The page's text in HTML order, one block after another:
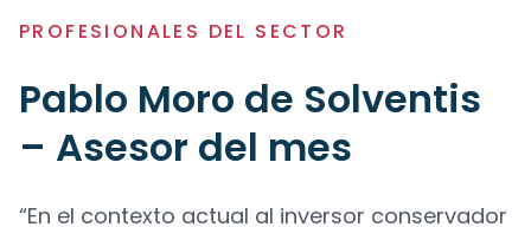
PROFESIONALES DEL SECTOR
Pablo Moro de Solventis
– Asesor del mes
“En el contexto actual al inversor conservador